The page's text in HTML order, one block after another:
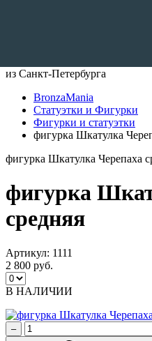
из Санкт-Петербурга
BronzaMania
Статуэтки и Фигурки
Фигурки и статуэтки
фигурка Шкатулка
фигурка Шкатулка Черепаха
фигурка
средняя
Артикул: 1111
2 800 руб.
В НАЛИЧИИ
–